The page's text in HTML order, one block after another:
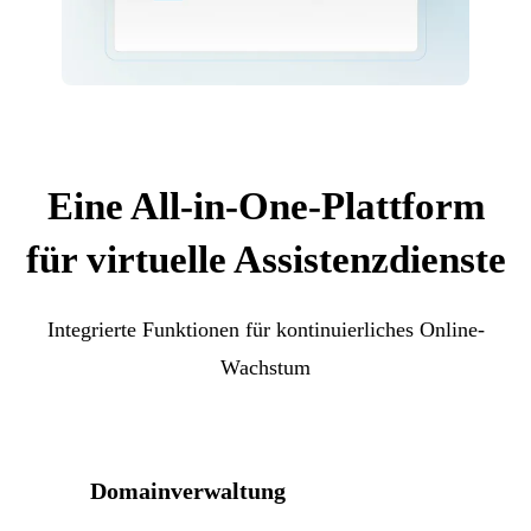
Eine All-in-One-Plattform
für virtuelle Assistenzdienste
Integrierte Funktionen für kontinuierliches Online-
Wachstum
Domainverwaltung